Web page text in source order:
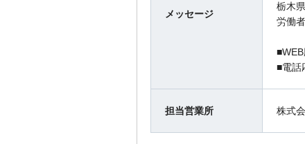
メッセージ
栃木
労働
■電話
担当営業所 株式